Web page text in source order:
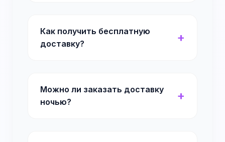
Как получить бесплатную
доставку?
Можно ли заказать доставку
ночью?